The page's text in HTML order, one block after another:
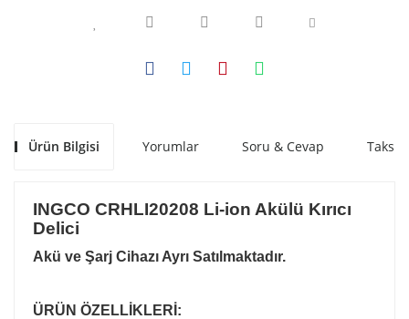
Ürün Bilgisi Yorumlar Soru & Cevap Taksit
INGCO CRHLI20208 Li-ion Akülü Kırıcı
Delici
Akü ve Şarj Cihazı Ayrı Satılmaktadır.
ÜRÜN ÖZELLİKLERİ: